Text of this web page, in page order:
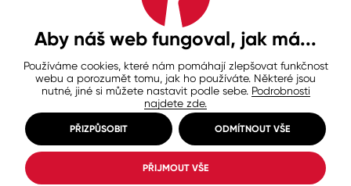
Ochrana osobních údajů
Zásady používání souborů cookie
Nastavení cookies
© Copyright 2026 COLORLAK
Created by inCUBE
Aby náš web fungoval, jak má...
Používáme cookies, které nám pomáhají zlepšovat funkčnost
webu a porozumět tomu, jak ho používáte. Některé jsou
nutné, jiné si můžete nastavit podle sebe. Podrobnosti
najdete zde.
PŘIZPŮSOBIT ODMÍTNOUT VŠE
PŘIJMOUT VŠE